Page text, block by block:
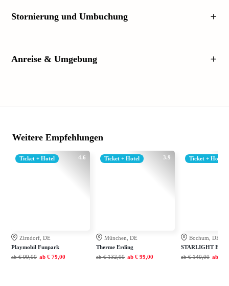
Stornierung und Umbuchung
Anreise & Umgebung
Weitere Empfehlungen
4.6
Ticket + Hotel
Zirndorf, DE
Playmobil Funpark
ab € 99,00 ab € 79,00
3.9
Ticket + Hotel
München, DE
Therme Erding
ab € 132,00 ab € 99,00
Ticket + Hotel
Bochum, DE
STARLIGHT
ab € 149,00 ab